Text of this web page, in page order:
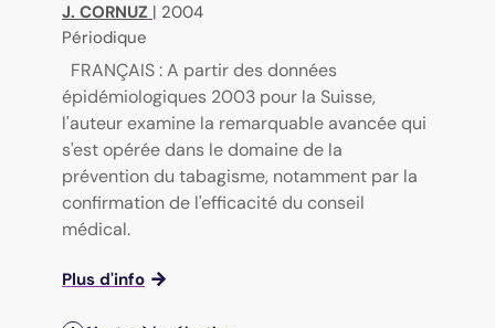
J. CORNUZ | 2004
Périodique
FRANÇAIS : A partir des données
épidémiologiques 2003 pour la Suisse,
l'auteur examine la remarquable avancée qui
s'est opérée dans le domaine de la
prévention du tabagisme, notamment par la
confirmation de l'efficacité du conseil
médical.
Plus d'info